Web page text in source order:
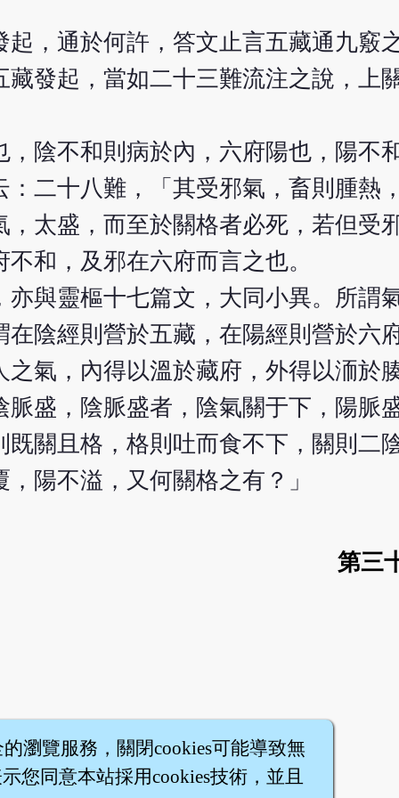
，通於何許，答文止言五藏通九竅
發起，當如二十三難流注之說，上
陰不和則病於內，六府陽也，陽不
二十八難，「其受邪氣，畜則腫熱
太盛，而至於關格者必死，若但受
和，及邪在六府而言之也。
與靈樞十七篇文，大同小異。所謂
陰經則營於五藏，在陽經則營於六
氣，內得以溫於藏府，外得以洏於
盛，陰脈盛者，陰氣關于下，陽脈
關且格，格則吐而食不下，關則二
陽不溢，又何關格之有？」
第三
瀏覽服務，關閉cookies可能導致無
您同意本站採用cookies技術，並且